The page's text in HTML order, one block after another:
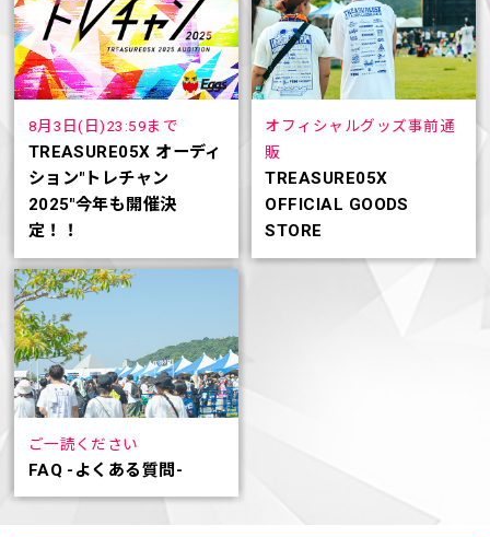
8月3日(日)23:59まで
TREASURE05X オーディ
ション"トレチャン
2025"今年も開催決
定！！
オフィシャルグッズ事前通
販
TREASURE05X
OFFICIAL GOODS
STORE
ご一読ください
FAQ -よくある質問-